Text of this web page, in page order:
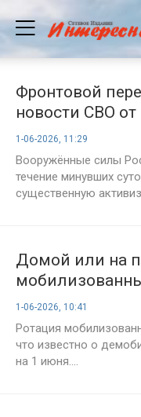
Фронтовой
новости СВО
действий на
сводка, 1558-й
1-06-2026, 11:29
Вооружённые силы
течение минувших
существенную
Домой или на
правда о
1 июня
1-06-2026, 10:41
Ротация
что известно о
на 1 июня....